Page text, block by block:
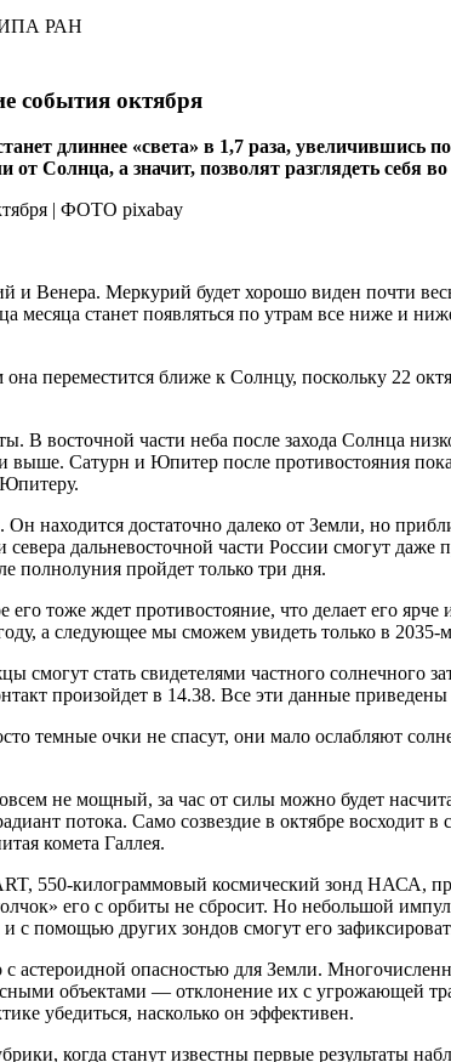
ИПА РАН
события октября
длиннее «света» в 1,7 раза, увеличившись
Солнца, а значит, позволят разглядеть себя
Венера. Меркурий будет хорошо виден почти
станет появляться по утрам все ниже и
она переместится ближе к Солнцу, поскольку 22
В восточной части неба после захода Солнца
Сатурн и Юпитер после противостояния
находится достаточно далеко от Земли, но
дальневосточной части России смогут даже
полнолуния пройдет только три дня.
тоже ждет противостояние, что делает его
а следующее мы сможем увидеть только в
смогут стать свидетелями частного солнечного
произойдет в 14.38. Все эти данные приведены
темные очки не спасут, они мало ослабляют
не мощный, за час от силы можно будет
потока. Само созвездие в октябре восходит
комета Галлея.
550‑килограммовый космический зонд НАСА,
его с орбиты не сбросит. Но небольшой
с помощью других зондов смогут его
астероидной опасностью для Земли.
объектами — отклонение их с угрожающей
убедиться, насколько он эффективен.
когда станут известны первые результаты